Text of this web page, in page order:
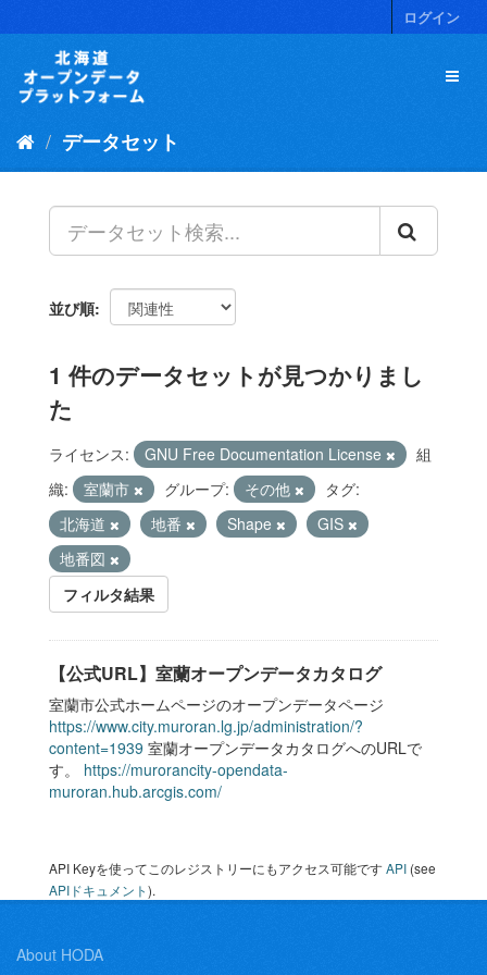
キ
ログイン
データセット
並び順
1 件のデータセットが見つかりまし
た
ライセンス: GNU Free Documentation License
組
織:
室蘭市 グループ: その他
タグ:
北海道
地番 Shape
GIS
地番図
フィルタ結果
【公式URL】室蘭オープンデータカタログ
室蘭市公式ホームページのオープンデータページ
https://www.city.muroran.lg.jp/administration/?
content=1939 室蘭オープンデータカタログへのURLで
す。 https://murorancity-opendata-
muroran.hub.arcgis.com/
API Keyを使ってこのレジストリーにもアクセス可能ですAPI (see
APIドキュメント).
About HODA